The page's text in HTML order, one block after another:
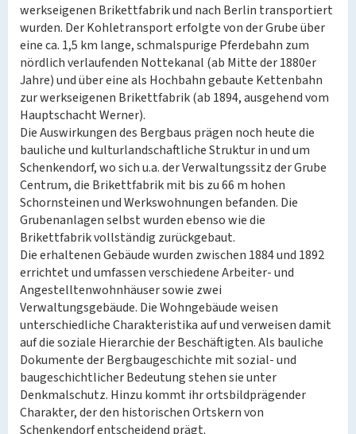
werkseigenen Brikettfabrik und nach Berlin transportiert
wurden. Der Kohletransport erfolgte von der Grube über
eine ca. 1,5 km lange, schmalspurige Pferdebahn zum
nördlich verlaufenden Nottekanal (ab Mitte der 1880er
Jahre) und über eine als Hochbahn gebaute Kettenbahn
zur werkseigenen Brikettfabrik (ab 1894, ausgehend vom
Hauptschacht Werner).
Die Auswirkungen des Bergbaus prägen noch heute die
bauliche und kulturlandschaftliche Struktur in und um
Schenkendorf, wo sich u.a. der Verwaltungssitz der Grube
Centrum, die Brikettfabrik mit bis zu 66 m hohen
Schornsteinen und Werkswohnungen befanden. Die
Grubenanlagen selbst wurden ebenso wie die
Brikettfabrik vollständig zurückgebaut.
Die erhaltenen Gebäude wurden zwischen 1884 und 1892
errichtet und umfassen verschiedene Arbeiter- und
Angestelltenwohnhäuser sowie zwei
Verwaltungsgebäude. Die Wohngebäude weisen
unterschiedliche Charakteristika auf und verweisen damit
auf die soziale Hierarchie der Beschäftigten. Als bauliche
Dokumente der Bergbaugeschichte mit sozial- und
baugeschichtlicher Bedeutung stehen sie unter
Denkmalschutz. Hinzu kommt ihr ortsbildprägender
Charakter, der den historischen Ortskern von
Schenkendorf entscheidend prägt.